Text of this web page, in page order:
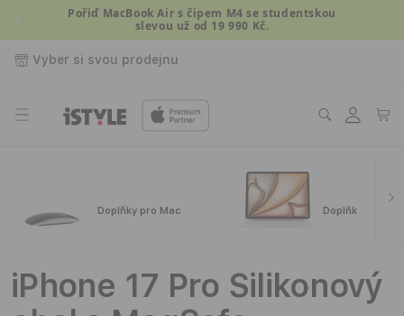
Přejít kPořiď MacBook Air s čipem M4 se studentskou
slevou už od 19 990 Kč.
Vyber si svou prodejnu
Přihlásit
se
Košík
Doplňky pro Mac Doplňky pro
iPhone 17 Pro Silikonový